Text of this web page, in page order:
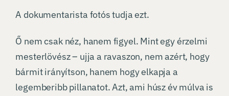
A dokumentarista fotós tudja ezt.
Ő nem csak néz, hanem figyel. Mint egy érzelmi
mesterlövész – ujja a ravaszon, nem azért, hogy
bármit irányítson, hanem hogy elkapja a
legemberibb pillanatot. Azt, ami húsz év múlva is